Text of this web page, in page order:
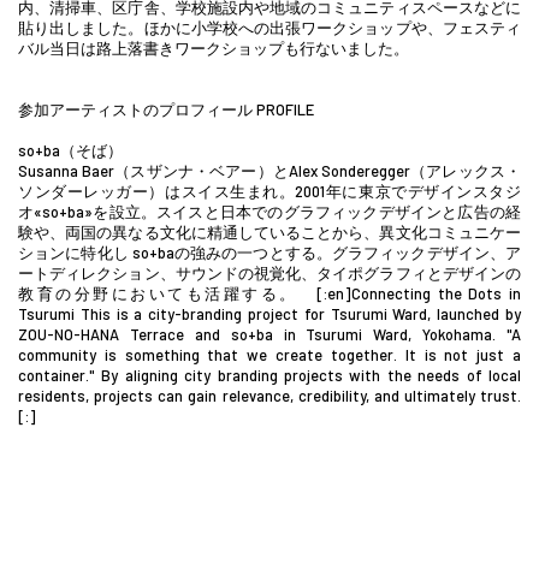
内、清掃車、区庁舎、学校施設内や地域のコミュニティスペースなどに
貼り出しました。ほかに小学校への出張ワークショップや、フェスティ
バル当日は路上落書きワークショップも行ないました。
参加アーティストのプロフィール PROFILE
so+ba（そば）
Susanna Baer（スザンナ・ベアー）とAlex Sonderegger（アレックス・
ソンダーレッガー）はスイス生まれ。2001年に東京でデザインスタジ
オ«so+ba»を設立。スイスと日本でのグラフィックデザインと広告の経
験や、両国の異なる文化に精通していることから、異文化コミュニケー
ションに特化し so+baの強みの一つとする。グラフィックデザイン、ア
ートディレクション、サウンドの視覚化、タイポグラフィとデザインの
教育の分野においても活躍する。 [:en]Connecting the Dots in
Tsurumi This is a city-branding project for Tsurumi Ward, launched by
ZOU-NO-HANA Terrace and so+ba in Tsurumi Ward, Yokohama. "A
community is something that we create together. It is not just a
container." By aligning city branding projects with the needs of local
residents, projects can gain relevance, credibility, and ultimately trust.
[:]